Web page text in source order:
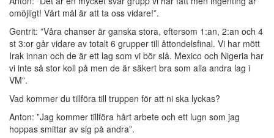
omöjligt! Vårt mål är att ta oss vidare!”.
Gentrit: ”Våra chanser är ganska stora, eftersom 1:an, 2:an och 4
st 3:or går vidare av totalt 6 grupper till åttondelsfinal. Vi har mött
Irak innan och de är ett lag som vi bör slå. Mexico och Nigeria har
vi inte så stor koll på men de är säkert bra som alla andra lag i
VM”.
Vad kommer du tillföra till truppen för att ni ska lyckas?
Anton: ”Jag kommer tillföra hårt arbete och ett lugn som jag
hoppas smittar av sig på andra”.